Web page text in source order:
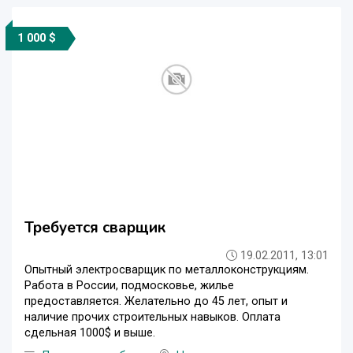
1 000 $
Требуется сварщик
19.02.2011, 13:01
Опытный электросварщик по металлоконструкциям.
Работа в России, подмосковье, жилье
предоставляется. Желательно до 45 лет, опыт и
наличие прочих строительных навыков. Оплата
сдельная 1000$ и выше.